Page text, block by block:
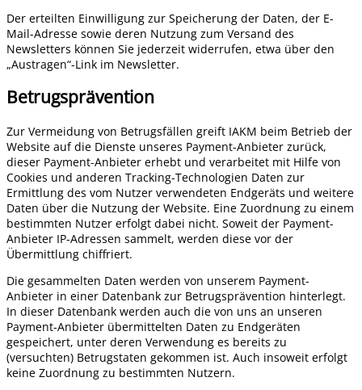
Der erteilten Einwilligung zur Speicherung der Daten, der E-
Mail-Adresse sowie deren Nutzung zum Versand des
Newsletters können Sie jederzeit widerrufen, etwa über den
„Austragen“-Link im Newsletter.
Betrugsprävention
Zur Vermeidung von Betrugsfällen greift IAKM beim Betrieb der
Website auf die Dienste unseres Payment-Anbieter zurück,
dieser Payment-Anbieter erhebt und verarbeitet mit Hilfe von
Cookies und anderen Tracking-Technologien Daten zur
Ermittlung des vom Nutzer verwendeten Endgeräts und weitere
Daten über die Nutzung der Website. Eine Zuordnung zu einem
bestimmten Nutzer erfolgt dabei nicht. Soweit der Payment-
Anbieter IP-Adressen sammelt, werden diese vor der
Übermittlung chiffriert.
Die gesammelten Daten werden von unserem Payment-
Anbieter in einer Datenbank zur Betrugsprävention hinterlegt.
In dieser Datenbank werden auch die von uns an unseren
Payment-Anbieter übermittelten Daten zu Endgeräten
gespeichert, unter deren Verwendung es bereits zu
(versuchten) Betrugstaten gekommen ist. Auch insoweit erfolgt
keine Zuordnung zu bestimmten Nutzern.